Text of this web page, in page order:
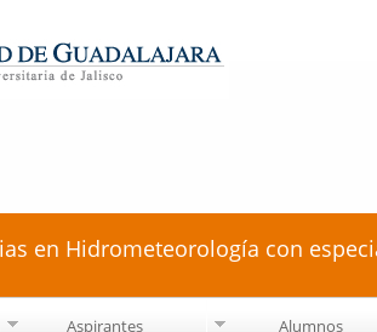
en Hidrometeorología con
Aspirantes Alumnos